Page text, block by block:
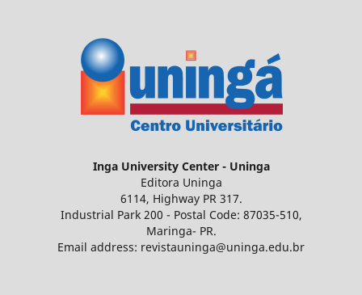
Inga University Center - Uninga
Editora Uninga
6114, Highway PR 317.
Industrial Park 200 - Postal Code: 87035-510,
Maringa- PR.
Email address: revistauninga@uninga.edu.br